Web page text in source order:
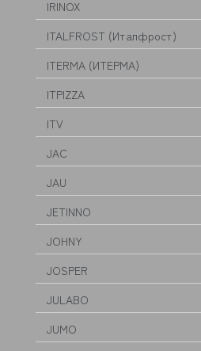
IRINOX
ITALFROST (Италфрост)
ITERMA (ИТЕРМА)
ITPIZZA
ITV
JAC
JAU
JETINNO
JOHNY
JOSPER
JULABO
JUMO